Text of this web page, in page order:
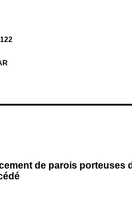
de parois